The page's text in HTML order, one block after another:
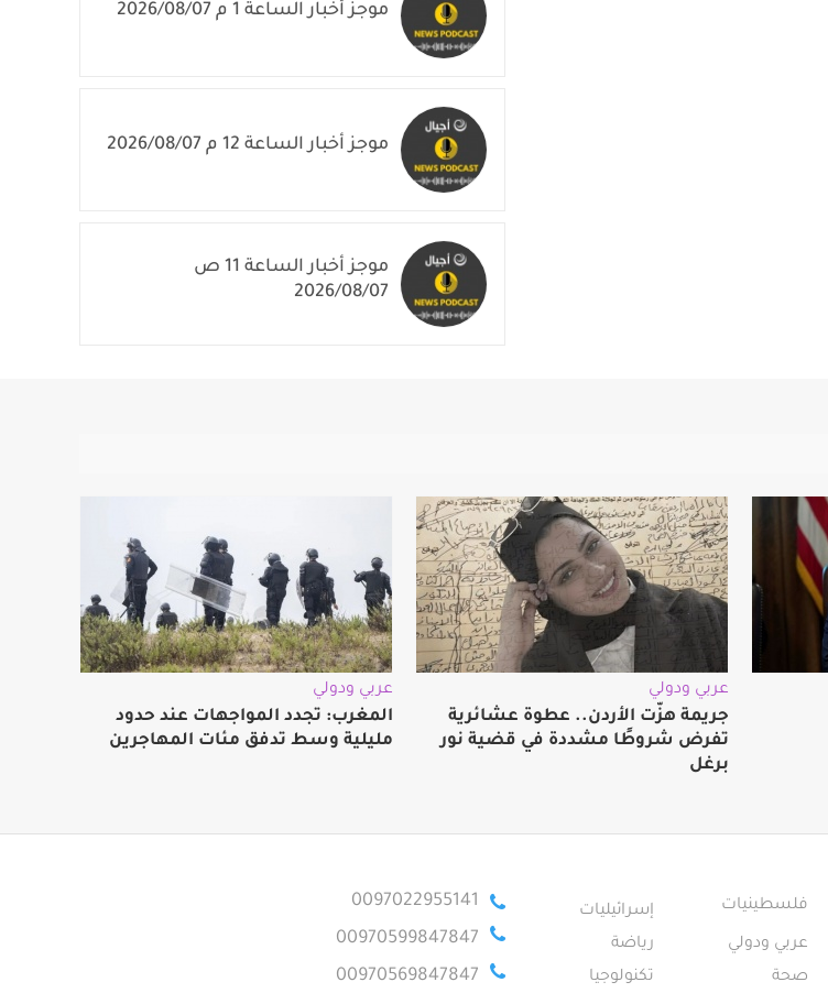
موجز أخبار الساعة 1 م 2026/08/07
موجز أخبار الساعة 12 م 2026/08/07
موجز أخبار الساعة 11 ص
2026/08/07
عربي ودولي
جريمة هزّت الأردن.. عطوة عشائرية
تفرض شروطًا مشددة في قضية نور
برغل
عربي ودولي
المغرب: تجدد المواجهات عند حدود
مليلية وسط تدفق مئات المهاجرين
فلسطينيات
إسرائيليات
عربي ودولي
رياضة
صحة
تكنولوجيا
0097022955141
00970599847847
00970569847847